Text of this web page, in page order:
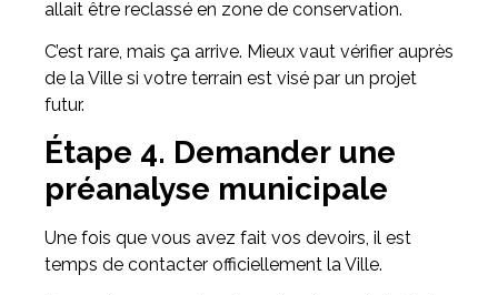
allait être reclassé en zone de conservation.
C’est rare, mais ça arrive. Mieux vaut vérifier auprès
de la Ville si votre terrain est visé par un projet
futur.
Étape 4. Demander une
préanalyse municipale
Une fois que vous avez fait vos devoirs, il est
temps de contacter officiellement la Ville.